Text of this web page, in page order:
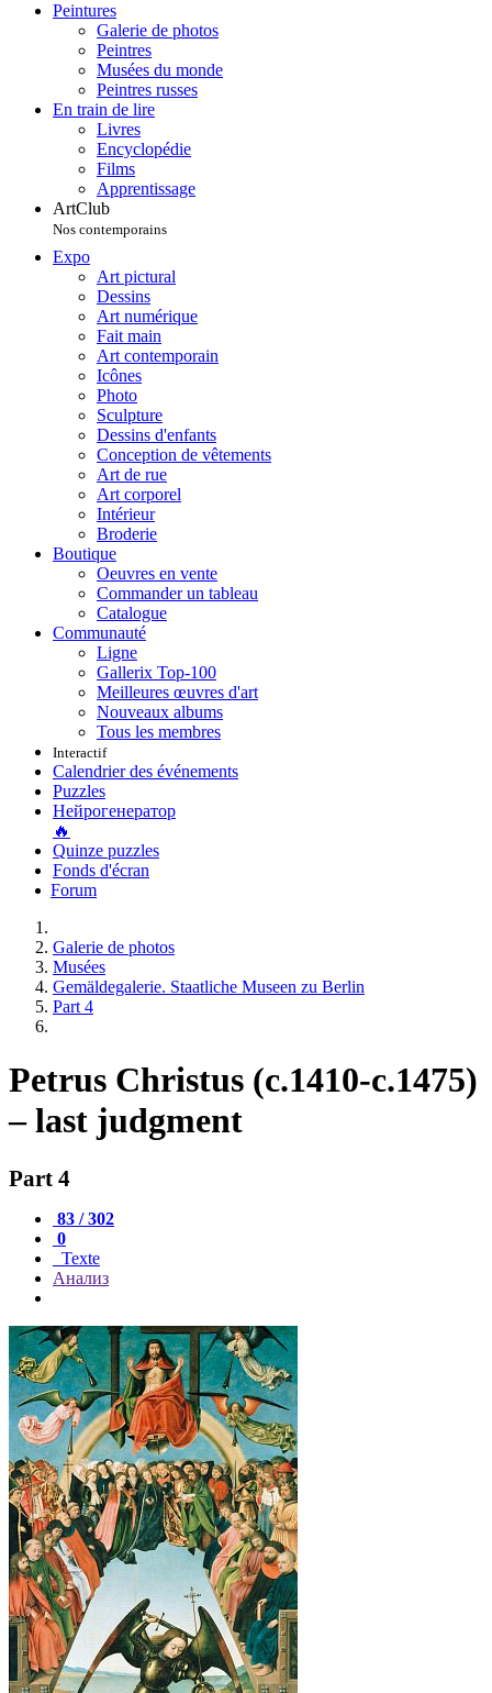
Peintures
Galerie de photos
Peintres
Musées du monde
Peintres russes
En train de lire
Livres
Encyclopédie
Films
Apprentissage
ArtClub
Nos contemporains
Expo
Art pictural
Dessins
Art numérique
Fait main
Art contemporain
Icônes
Photo
Sculpture
Dessins d'enfants
Conception de vêtements
Art de rue
Art corporel
Intérieur
Broderie
Boutique
Oeuvres en vente
Commander un tableau
Catalogue
Communauté
Ligne
Gallerix Top-100
Meilleures œuvres d'art
Nouveaux albums
Tous les membres
Interactif
Calendrier des événements
Puzzles
Нейрогенератор
🔥
Quinze puzzles
Fonds d'écran
Forum
Galerie de photos
Musées
Gemäldegalerie. Staatliche Museen zu Berlin
Part 4
Petrus Christus (c.1410-c.1475)
– last judgment
Part 4
83 / 302
0
Texte
Анализ